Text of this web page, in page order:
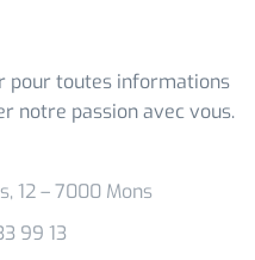
pour toutes informations
notre passion avec vous.
12 – 7000 Mons
99 13